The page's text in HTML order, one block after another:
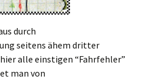
durch
seitens ähem dritter
alle einstigen “Fahrfehler”
man von